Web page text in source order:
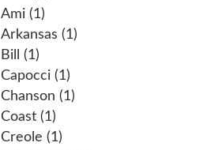
Ami (1)
Arkansas (1)
Bill
(1)
Capocci (1)
Chanson (1)
Coast (1)
Creole (1)